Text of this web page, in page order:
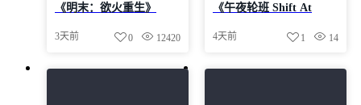
《明末：欲火重生》
中免安装-简中6.3GB
3天前 12420
0
《午夜轮班 Shift At
v1.0.3.0729.2021-
4天前 14
1